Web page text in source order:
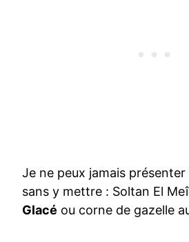
Je ne peux jamais présenter
sans y mettre : Soltan El
Glacé ou corne de gazelle